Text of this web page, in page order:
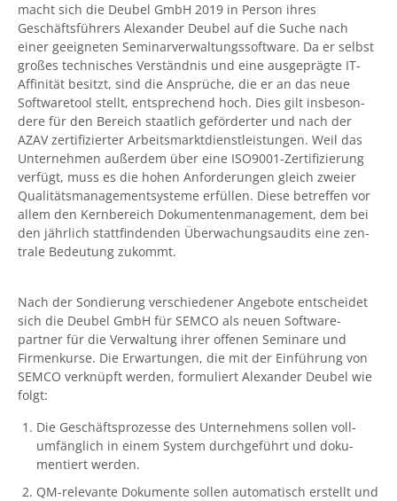
macht sich die Deubel GmbH 2019 in Person ihres
Geschäfts­führers Alexander Deubel auf die Suche nach
einer geeigneten Seminar­verwaltungs­software. Da er selbst
großes tech­nisches Ver­ständnis und eine aus­geprägte IT-
Affinität besitzt, sind die Ansprüche, die er an das neue
Soft­ware­tool stellt, entsprechend hoch. Dies gilt ins­beson­
dere für den Bereich staatlich geför­derter und nach der
AZAV zerti­fizierter Arbeits­markt­dienst­leistungen. Weil das
Unter­nehmen außer­dem über eine ISO9001-Zertifi­zierung
verfügt, muss es die hohen Anfor­derungen gleich zweier
Qualitäts­manage­ment­systeme erfüllen. Diese betreffen vor
allem den Kern­bereich Doku­menten­manage­ment, dem bei
den jähr­lich statt­finden­den Über­wachungs­audits eine zen­
trale Bedeu­tung zukommt.
Nach der Sondierung verschie­dener Angebote ent­scheidet
sich die Deubel GmbH für SEMCO als neuen Soft­ware­
partner für die Ver­wal­tung ihrer offenen Seminare und
Firmen­kurse. Die Erwar­tungen, die mit der Ein­führung von
SEMCO ver­knüpft werden, formu­liert Alexander Deubel wie
folgt:
Die Geschäftsprozesse des Unter­nehmens sollen voll­
umfäng­lich in einem System durch­geführt und doku­
mentiert werden.
QM-relevante Doku­mente sollen auto­matisch erstellt und